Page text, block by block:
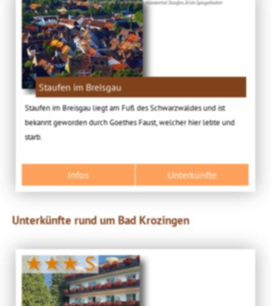
Bild: Copyright: Ferienregion Münstertal Staufen, Erich Spiegelhalter
Staufen im Breisgau
Staufen im Breisgau liegt am Fuß des Schwarzwaldes und ist
bekannt geworden durch Goethes Faust, welcher hier lebte und
starb.
Infos Unterkünfte
Unterkünfte rund um Bad Krozingen
★★★ S